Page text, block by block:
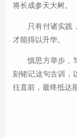
将长成参天大树。
只有付诸实践
才能得以升华。
慎思方举步，
刻铭记这句古训，
往直前，最终抵达